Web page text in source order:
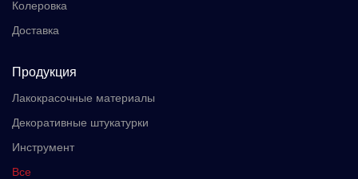
Колеровка
Доставка
Продукция
Лакокрасочные материалы
Декоративные штукатурки
Инструмент
Все